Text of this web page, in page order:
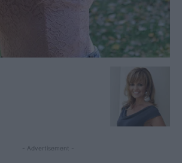
- Advertisement -